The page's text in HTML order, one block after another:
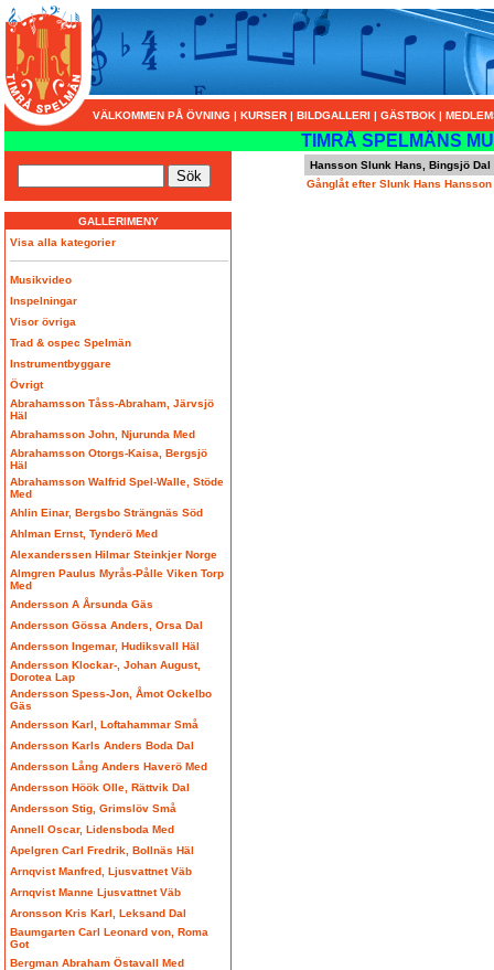
VÄLKOMMEN PÅ ÖVNING | KURSER | BILDGALLERI | GÄSTBOK |
TIMRÅ SPELMÄNS
GALLERIMENY
Visa alla kategorier
Musikvideo
Inspelningar
Visor övriga
Trad & ospec Spelmän
Instrumentbyggare
Övrigt
Abrahamsson Tåss-Abraham, Järvsjö
Häl
Abrahamsson John, Njurunda Med
Abrahamsson Otorgs-Kaisa, Bergsjö
Häl
Abrahamsson Walfrid Spel-Walle, Stöde
Med
Ahlin Einar, Bergsbo Strängnäs Söd
Ahlman Ernst, Tynderö Med
Alexanderssen Hilmar Steinkjer Norge
Almgren Paulus Myrås-Pålle Viken Torp
Med
Andersson A Årsunda Gäs
Andersson Gössa Anders, Orsa Dal
Andersson Ingemar, Hudiksvall Häl
Andersson Klockar-, Johan August,
Dorotea Lap
Andersson Spess-Jon, Åmot Ockelbo
Gäs
Andersson Karl, Loftahammar Små
Andersson Karls Anders Boda Dal
Andersson Lång Anders Haverö Med
Andersson Höök Olle, Rättvik Dal
Andersson Stig, Grimslöv Små
Annell Oscar, Lidensboda Med
Apelgren Carl Fredrik, Bollnäs Häl
Arnqvist Manfred, Ljusvattnet Väb
Arnqvist Manne Ljusvattnet Väb
Aronsson Kris Karl, Leksand Dal
Baumgarten Carl Leonard von, Roma
Got
Bergman Abraham Östavall Med
Hansson Slunk Hans, Bingsjö Dal
Gånglåt efter Slunk Hans